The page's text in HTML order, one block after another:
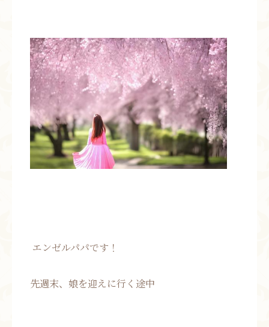
活動実績
エンゼルパパです！
先週末、娘を迎えに行く途中